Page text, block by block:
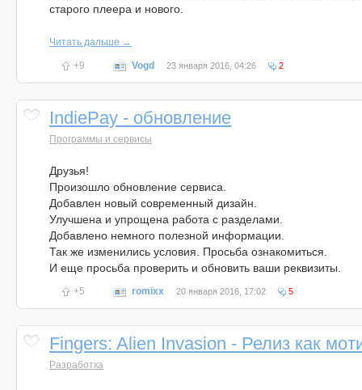
старого плеера и нового.
Читать дальше →
+9 Vogd 23 января 2016, 04:26 2
IndiePay - обновление
Программы и сервисы
Друзья!
Произошло обновление сервиса.
Добавлен новый современный дизайн.
Улучшена и упрощена работа с разделами.
Добавлено немного полезной информации.
Так же изменились условия. Просьба ознакомиться.
И еще просьба проверить и обновить ваши реквизиты.
+5 romixx 20 января 2016, 17:02 5
Fingers: Alien Invasion - Релиз как
Разработка